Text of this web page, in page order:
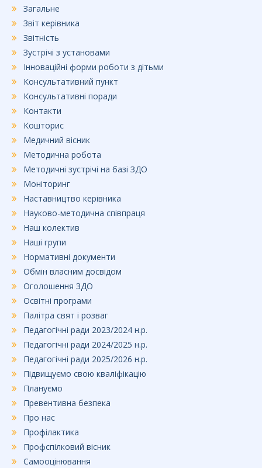
Загальне
Звіт керівника
Звітність
Зустрічі з установами
Інноваційні форми роботи з дітьми
Консультативний пункт
Консультативні поради
Контакти
Кошторис
Медичний вісник
Методична робота
Методичні зустрічі на базі ЗДО
Моніторинг
Наставництво керівника
Науково-методична співпраця
Наш колектив
Наші групи
Нормативні документи
Обмін власним досвідом
Оголошення ЗДО
Освітні програми
Палітра свят і розваг
Педагогічні ради 2023/2024 н.р.
Педагогічні ради 2024/2025 н.р.
Педагогічні ради 2025/2026 н.р.
Підвищуємо свою кваліфікацію
Плануємо
Превентивна безпека
Про нас
Профілактика
Профспілковий вісник
Самооцінювання